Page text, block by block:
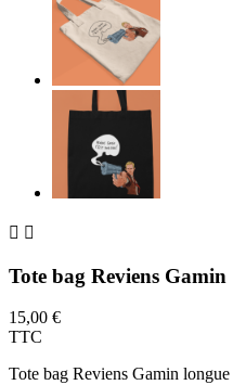
 
Tote bag Reviens Gamin
15,00 €
TTC
Tote bag Reviens Gamin